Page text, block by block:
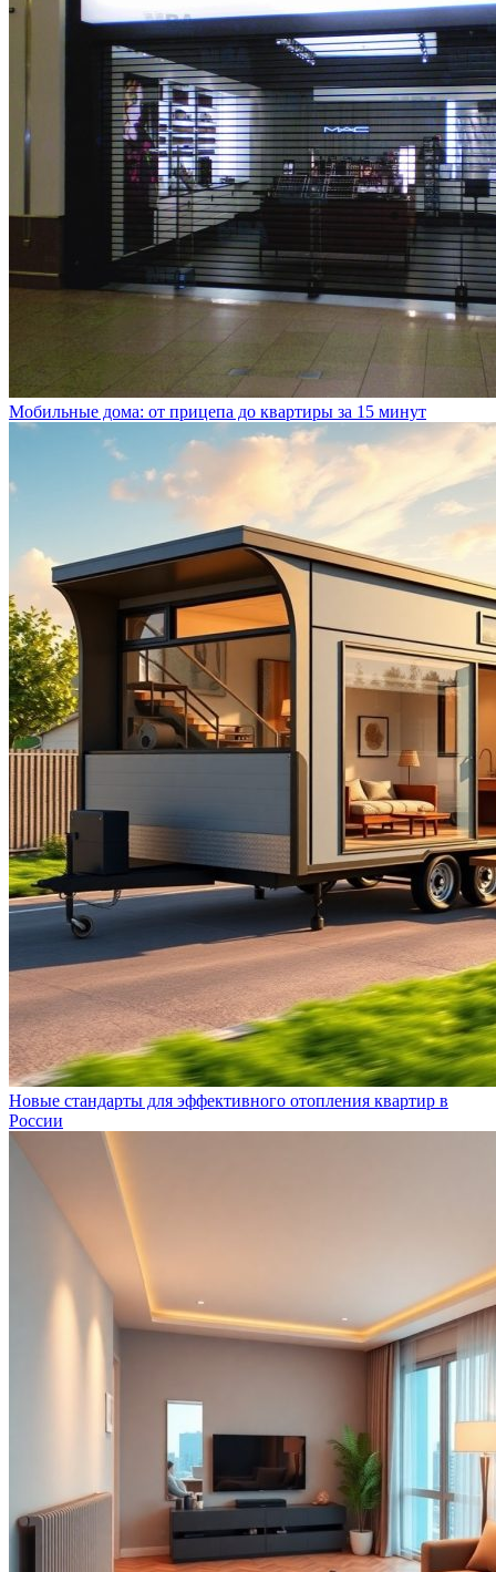
Мобильные дома: от прицепа до квартиры за 15 минут
Новые стандарты для эффективного отопления квартир в
России